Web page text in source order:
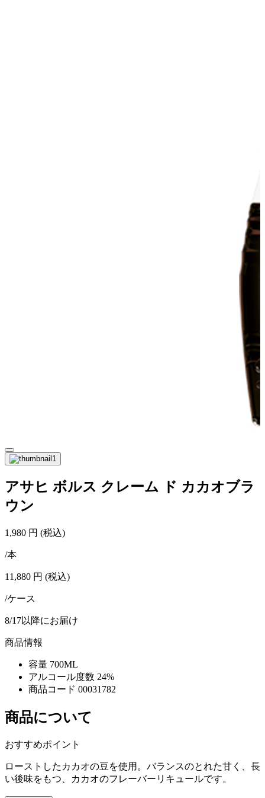
アサヒ ボルス クレーム ド カカオブラ
ウン
1,980 円 (税込)
/本
11,880 円 (税込)
/ケース
8/17以降にお届け
商品情報
容量 700ML
アルコール度数 24%
商品コード 00031782
商品について
おすすめポイント
ローストしたカカオの豆を使用。バランスのとれた甘く、長
い後味をもつ、カカオのフレーバーリキュールです。